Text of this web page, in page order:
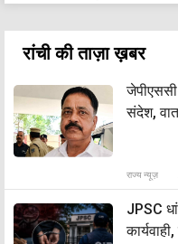
रांची की ताज़ा ख़बर
संदेश,
राज्य न्यूज़
JPSC